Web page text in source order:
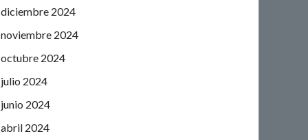
diciembre 2024
noviembre 2024
octubre 2024
julio 2024
junio 2024
abril 2024